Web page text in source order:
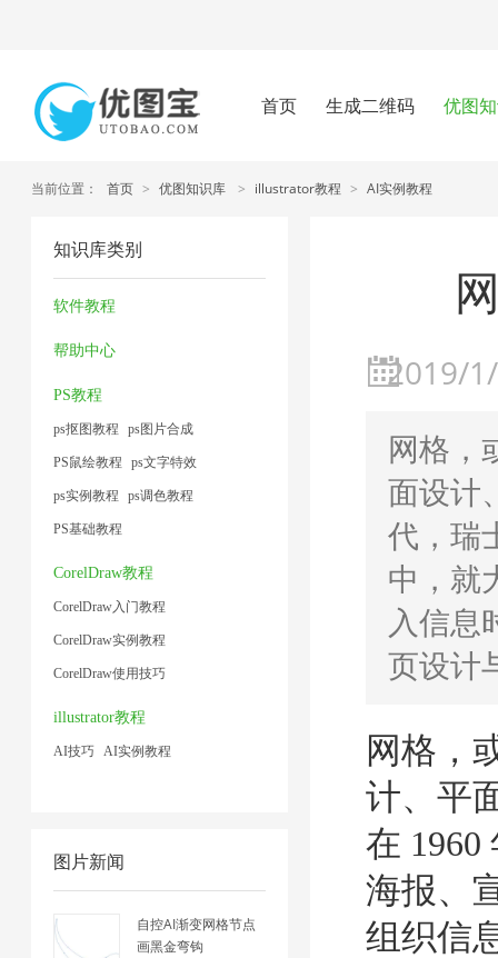
首页 生成二维码 优图
当前位置： 首页 > 优图知识库 > illustrator教程 > AI实例教程
知识库类别
软件教程
帮助中心
PS教程
ps抠图教程 ps图片合成
PS鼠绘教程 ps文字特效
ps实例教程 ps调色教程
PS基础教程
CorelDraw教程
CorelDraw入门教程
CorelDraw实例教程
CorelDraw使用技巧
illustrator教程
AI技巧 AI实例教程
图片新闻
自控AI渐变网格节点
画黑金弯钩
2019/
网格，
面设计
代，瑞
中，就
入信息
页设计
网格，
计、平
在
海报、
组织信